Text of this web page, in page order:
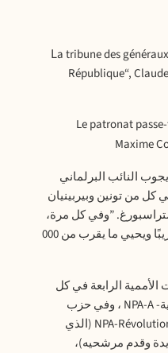
”La tribune des généraux, l'armée et la Cinquième
République“,
« Le patronat
Maxime
كل من تونين وبيربينيان
”وفي كل مرة،
يبقى لمدة ست ساعات تقريبًا ويحيي ما يقرب من 000
من حزب مناهضة الرأسمالية- NPA-A ، وفي حزب
مناهضة الرأسمالية NPA-Révolutionnaires (الذي
وقدم مرشحيه)،